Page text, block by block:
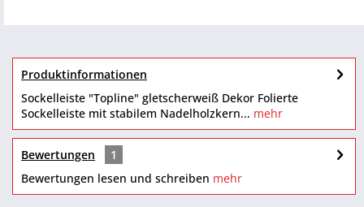
Produktinformationen
Sockelleiste "Topline" gletscherweiß Dekor Folierte
Sockelleiste mit stabilem Nadelholzkern... mehr
Bewertungen
1
Bewertungen lesen und schreiben mehr